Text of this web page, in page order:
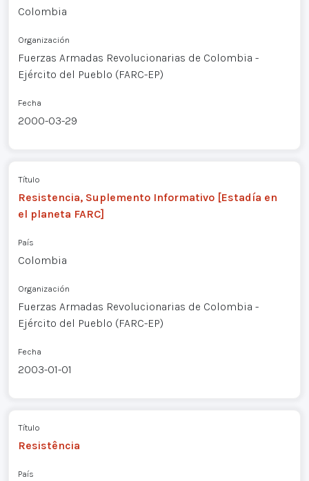
Colombia
Organización
Fuerzas Armadas Revolucionarias de Colombia -
Ejército del Pueblo (FARC-EP)
Fecha
2000-03-29
Título
Resistencia, Suplemento Informativo [Estadía en
el planeta FARC]
País
Colombia
Organización
Fuerzas Armadas Revolucionarias de Colombia -
Ejército del Pueblo (FARC-EP)
Fecha
2003-01-01
Título
Resistência
País